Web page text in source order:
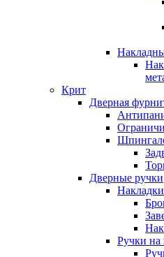
Крит
Дверная
Дверные ручки
Ручки на